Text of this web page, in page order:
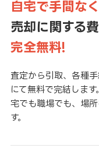
自宅で手間なく
売却に関する
完全無料!
査定から引取、各種
にて無料で完結しま
宅でも職場でも、場
す。